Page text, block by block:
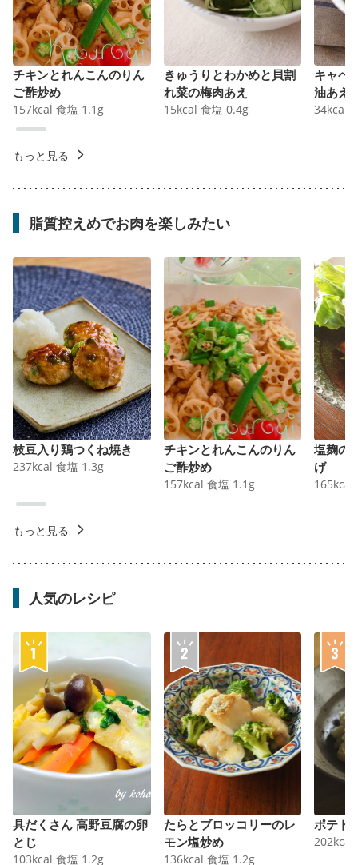
チキンとれんこんのりん
ご酢炒め
157kcal 食塩 1.1 g
きゅうりとわかめと貝割
れ菜の梅肉あえ
15kcal 食塩 0.4g
キャベ
油あえ
34kcal
もっと見る
脂質控えめでお肉を楽しみたい
枝豆入り鶏つくね焼き
237kcal 食塩 1.3g
チキンとれんこんのりん
ご酢炒め
157kcal 食塩 1.1 g
塩麹の
げ
165kcal
もっと見る
人気のレシピ
具だくさん 高野豆腐の卵
とじ
103kcal 食塩 1.2g
たらとブロッコリーのレ
モン塩炒め
136kcal 食塩 1.2g
ポテト
202kcal